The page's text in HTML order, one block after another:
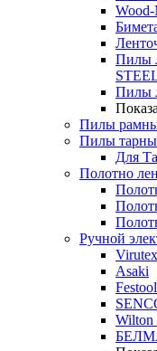
Пилы
Пилы
Пилы
Пилы
Для
Полотно
Ручной
Virutex
Asaki
Festool
Wilton